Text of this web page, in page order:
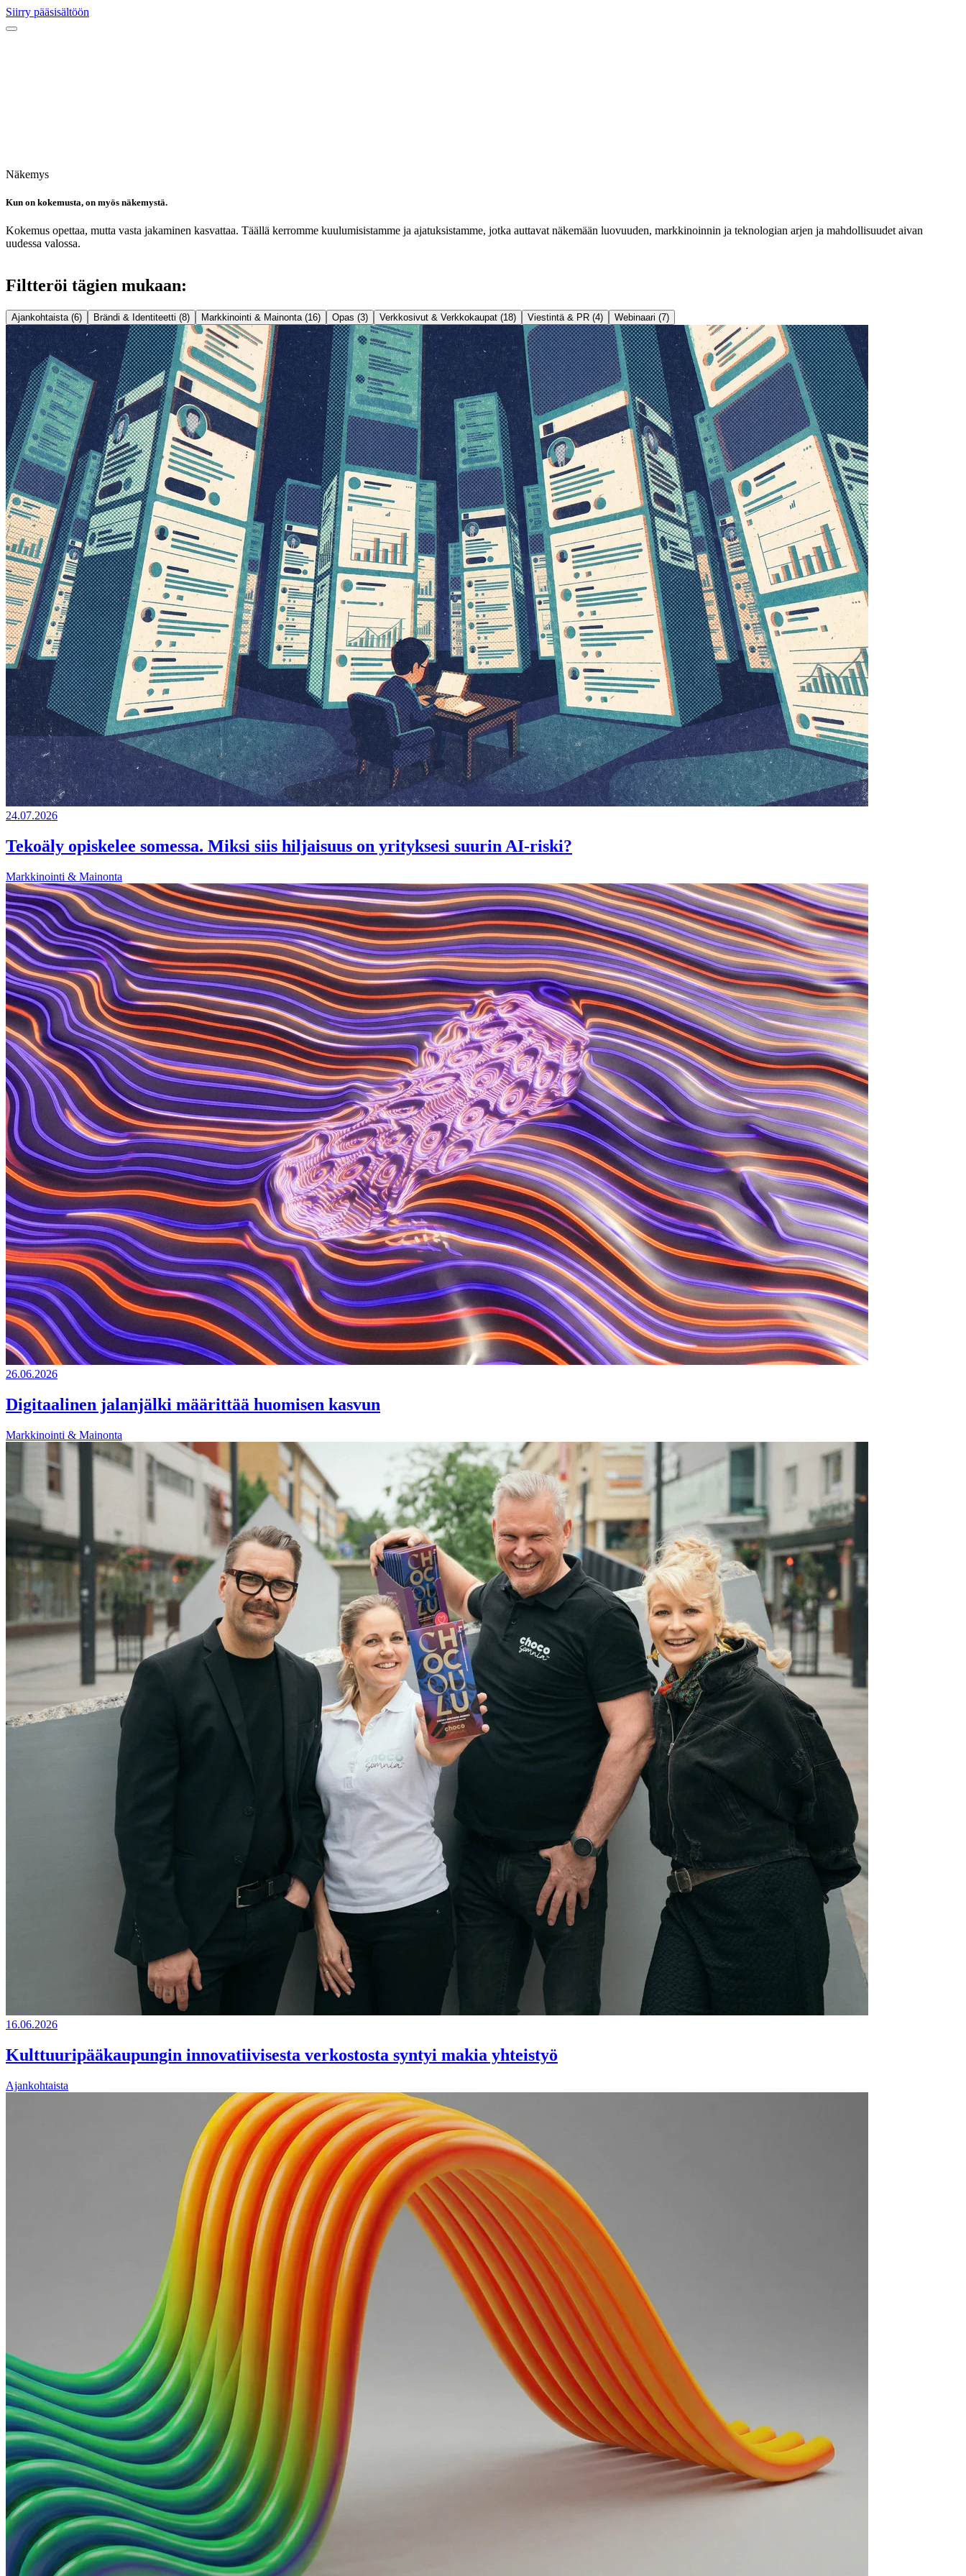
Siirry pääsisältöön
Näkemys
Kun on kokemusta, on myös näkemystä.
Kokemus opettaa, mutta vasta jakaminen kasvattaa. Täällä kerromme kuulumisistamme ja ajatuksistamme, jotka auttavat näkemään luovuuden, markkinoinnin ja teknologian arjen ja mahdollisuudet aivan
uudessa valossa.
Filtteröi tägien mukaan:
Ajankohtaista (6) Brändi & Identiteetti (8) Markkinointi & Mainonta (16) Opas (3) Verkkosivut & Verkkokaupat (18) Viestintä & PR (4) Webinaari (7)
24.07.2026
Tekoäly opiskelee somessa. Miksi siis hiljaisuus on yrityksesi suurin AI-riski?
Markkinointi & Mainonta
26.06.2026
Digitaalinen jalanjälki määrittää huomisen kasvun
Markkinointi & Mainonta
16.06.2026
Kulttuuripääkaupungin innovatiivisesta verkostosta syntyi makia yhteistyö
Ajankohtaista